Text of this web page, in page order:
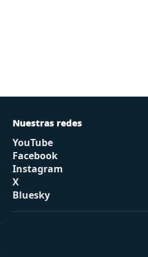
Nuestras redes
YouTube
Facebook
Instagram
X
Bluesky